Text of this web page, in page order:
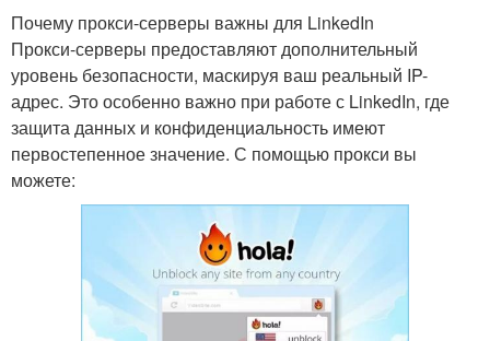
Почему прокси-серверы важны для LinkedIn
Прокси-серверы предоставляют дополнительный
уровень безопасности, маскируя ваш реальный IP-
адрес. Это особенно важно при работе с LinkedIn, где
защита данных и конфиденциальность имеют
первостепенное значение. С помощью прокси вы
можете: